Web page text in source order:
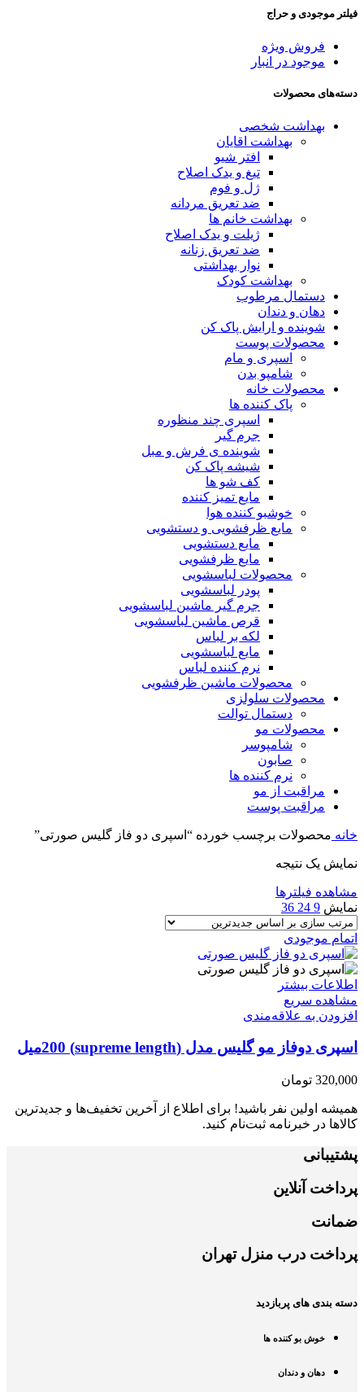
فیلتر موجودی و حراج
فروش ویژه
موجود در انبار
دسته‌های محصولات
بهداشت شخصی
بهداشت اقایان
افتر شیو
تیغ و یدک اصلاح
ژل و فوم
ضد تعریق مردانه
بهداشت خانم ها
ژیلت و یدک اصلاح
ضد تعریق زنانه
نوار بهداشتی
بهداشت کودک
دستمال مرطوب
دهان و دندان
شوینده و ارایش پاک کن
محصولات پوست
اسپری و مام
شامپو بدن
محصولات خانه
پاک کننده ها
اسپری چند منظوره
جرم گیر
شوینده ی فرش و مبل
شیشه پاک کن
کف شو ها
مایع تمیز کننده
خوشبو کننده هوا
مایع ظرفشویی و دستشویی
مایع دستشویی
مایع ظرفشویی
محصولات لباسشویی
پودر لباسشویی
جرم گیر ماشین لباسشویی
قرص ماشین لباسشویی
لکه بر لباس
مایع لباسشویی
نرم کننده لباس
محصولات ماشین ظرفشویی
محصولات سلولزی
دستمال توالت
محصولات مو
شامپوسر
صابون
نرم کننده ها
مراقبت از مو
مراقبت پوست
خانه محصولات برچسب خورده “اسپری دو فاز گلیس صورتی”
نمایش یک نتیجه
مشاهده فیلترها
نمایش 9
24
36
اتمام موجودی
اطلاعات بیشتر
مشاهده سریع
افزودن به علاقه‌مندی
اسپری دوفاز مو گلیس مدل (supreme length) 200میل
320,000 تومان
همیشه اولین نفر باشید! برای اطلاع از آخرین تخفیف‌ها و جدیدترین
کالاها در خبرنامه ثبت‌نام کنید.
پشتیبانی
پرداخت آنلاین
ضمانت
پرداخت درب منزل تهران
دسته بندی های پربازدید
خوش بو کننده ها
دهان و دندان